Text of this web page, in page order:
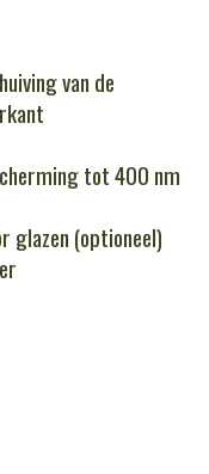
van de
tot 400 nm
glazen (optioneel)